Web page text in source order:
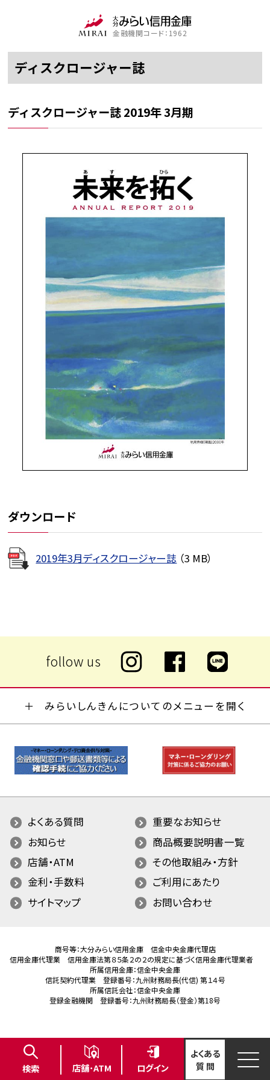
金融機関コード：1962
ディスクロージャー誌
ディスクロージャー誌 2019年 3月期
ダウンロード
2019年3月ディスクロージャー誌 （3 MB）
検索 店舗･ATM ログイン
よくある
質 問
みらいしんきんについてのメニューを開く
よくある質問
重要なお知らせ
お知らせ
商品概要説明書一覧
店舗・ATM
その他取組み・方針
金利・手数料
ご利用にあたり
サイトマップ
お問い合わせ
商号等：大分みらい信用金庫 信金中央金庫代理店
信用金庫代理業 信用金庫法第８５条２の２の規定に基づく信用金庫代理業者
所属信用金庫：信金中央金庫
信託契約代理業 登録番号：九州財務局長(代信) 第１４号
所属信託会社：信金中央金庫
登録金融機関 登録番号：九州財務局長（登金）第18号